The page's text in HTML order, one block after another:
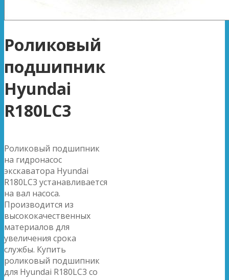
Роликовый
подшипник
Hyundai
R180LC3
Роликовый подшипник
на гидронасос
экскаватора Hyundai
R180LC3 устанавливается
на вал насоса.
Производится из
высококачественных
материалов для
увеличения срока
службы. Купить
роликовый подшипник
для Hyundai R180LC3 со